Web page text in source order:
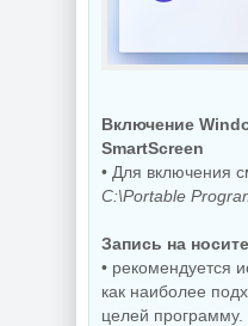
Включение
SmartScreen
• Для включения
C:\Portable
Запись на
• рекомендуется
как наиболее
целей программу.